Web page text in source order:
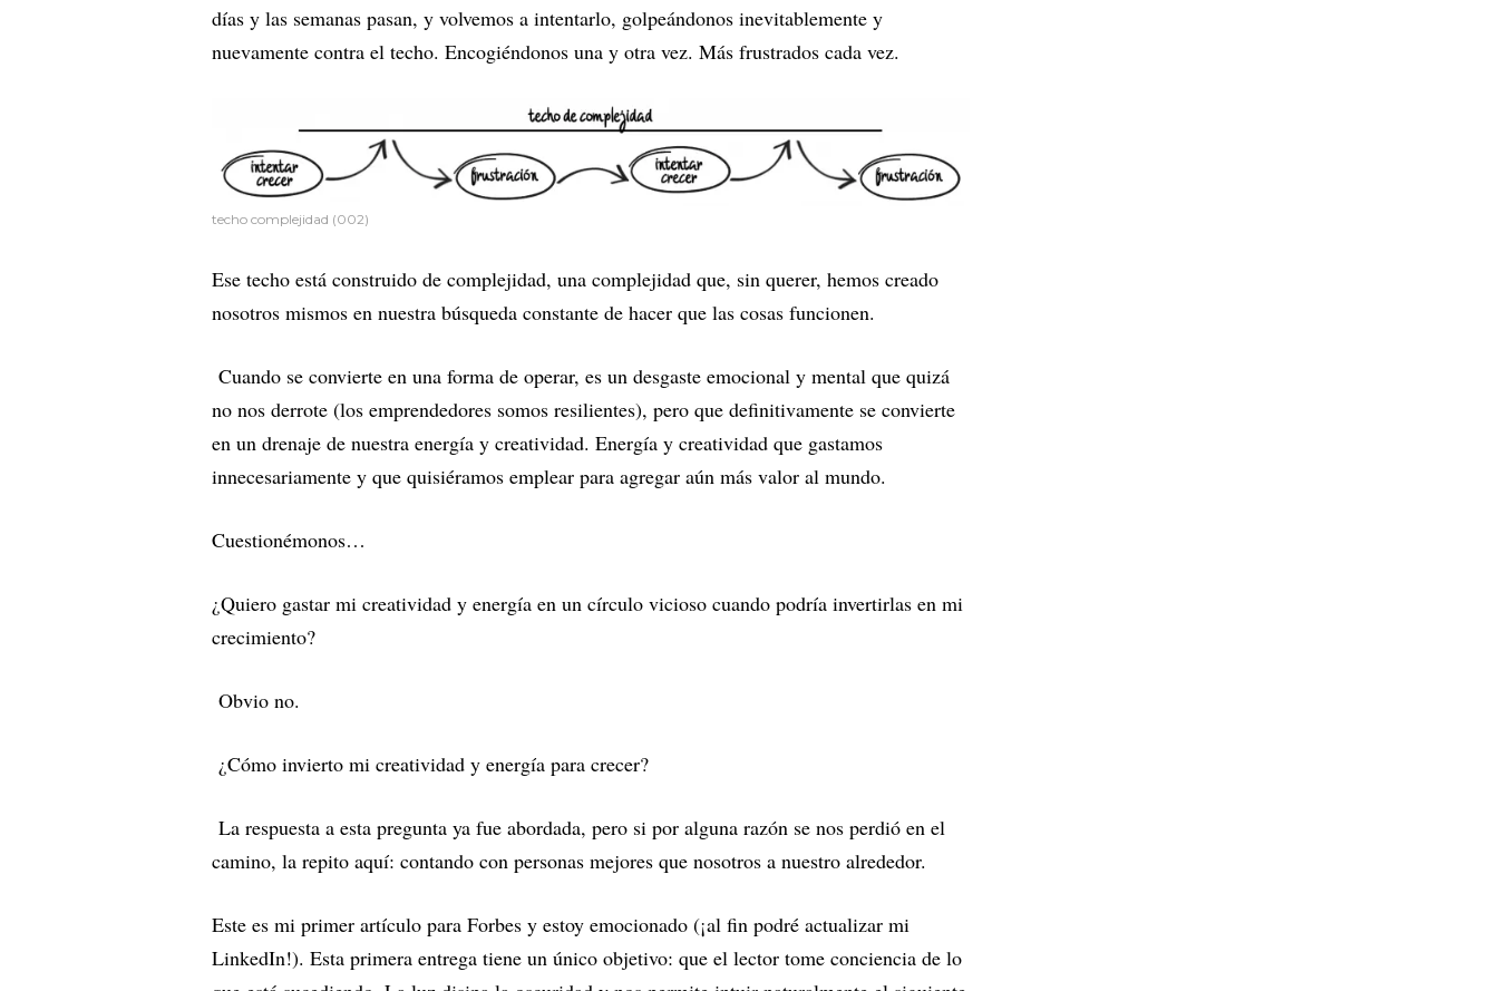
días y las semanas pasan, y volvemos a intentarlo, golpeándonos inevitablemente y
nuevamente contra el techo. Encogiéndonos una y otra vez. Más frustrados cada vez.
techo complejidad (002)
Ese techo está construido de complejidad, una complejidad que, sin querer, hemos creado
nosotros mismos en nuestra búsqueda constante de hacer que las cosas funcionen.
Cuando se convierte en una forma de operar, es un desgaste emocional y mental que quizá
no nos derrote (los emprendedores somos resilientes), pero que definitivamente se convierte
en un drenaje de nuestra energía y creatividad. Energía y creatividad que gastamos
innecesariamente y que quisiéramos emplear para agregar aún más valor al mundo.
Cuestionémonos…
¿Quiero gastar mi creatividad y energía en un círculo vicioso cuando podría invertirlas en mi
crecimiento?
Obvio no.
¿Cómo invierto mi creatividad y energía para crecer?
La respuesta a esta pregunta ya fue abordada, pero si por alguna razón se nos perdió en el
camino, la repito aquí: contando con personas mejores que nosotros a nuestro alrededor.
Este es mi primer artículo para Forbes y estoy emocionado (¡al fin podré actualizar mi
LinkedIn!). Esta primera entrega tiene un único objetivo: que el lector tome conciencia de lo